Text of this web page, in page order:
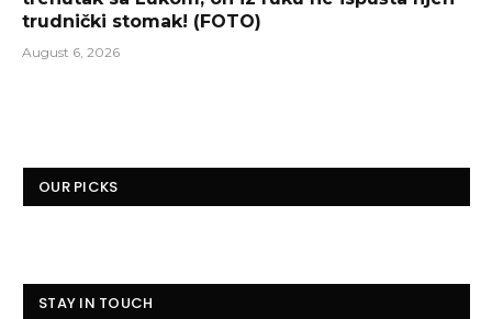
trudnički stomak! (FOTO)
August 6, 2026
OUR PICKS
STAY IN TOUCH